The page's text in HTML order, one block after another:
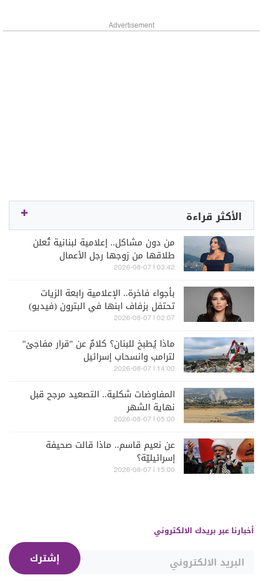
Advertisement
الأكثر قراءة
من دون مشاكل.. إعلامية لبنانية تُعلن
طلاقها من زوجها رجل الأعمال
03:42 | 2026-08-07
بأجواء فاخرة.. الإعلامية رابعة الزيات
تحتفل بزفاف ابنها في البترون (فيديو)
02:07 | 2026-08-07
ماذا يُطبخ للبنان؟ كلامٌ عن "قرار مفاجئ"
لترامب وانسحاب إسرائيل
14:00 | 2026-08-07
المفاوضات شكلية.. التصعيد مرجح قبل
نهاية الشهر
05:00 | 2026-08-07
عن نعيم قاسم.. ماذا قالت صحيفة
إسرائيليّة؟
15:00 | 2026-08-07
أخبارنا عبر بريدك الالكتروني
إشترك